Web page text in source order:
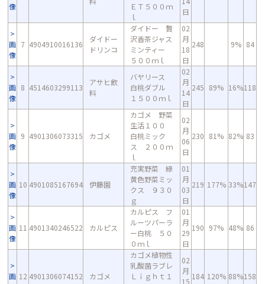
像
ＥＴ５００ｍ
ｌ
日
画
像
7 4904910016136
ダイドー
ドリンコ
ダイドー 贅
沢香茶ジャス
ミンティー
５００ｍｌ
02
月
18
日
248 9% 84
画
像
8 4514603299113
アサヒ飲
料
バヤリース
白桃ダブル
１５００ｍｌ
02
月
14
日
245 89% 16%118
画
像
9 4901306073315 カゴメ
カゴメ 野菜
生活１００
白桃ミック
ス ２００ｍ
ｌ
02
月
06
日
230 81% 82% 83
画
像
10 4901085167694 伊藤園
充実野菜 緑
黄色野菜ミッ
クス ９３０
ｇ
01
月
03
日
219 177% 33%147
画
像
11 4901340246522 カルピス
カルピス フ
ルーツパーラ
ー白桃 ５０
０ｍｌ
01
月
29
日
190 97% 48% 86
画 12 4901306074152 カゴメ
カゴメ植物性
乳酸菌ラブレ
Ｌｉｇｈｔ１
02
月
15
184 120% 88%158